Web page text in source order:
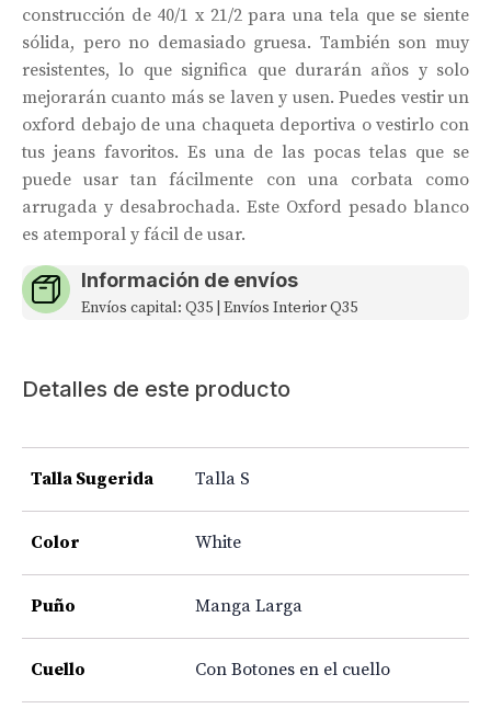
construcción de 40/1 x 21/2 para una tela que se siente
sólida, pero no demasiado gruesa. También son muy
resistentes, lo que significa que durarán años y solo
mejorarán cuanto más se laven y usen. Puedes vestir un
oxford debajo de una chaqueta deportiva o vestirlo con
tus jeans favoritos. Es una de las pocas telas que se
puede usar tan fácilmente con una corbata como
arrugada y desabrochada. Este Oxford pesado blanco
es atemporal y fácil de usar.
Información de envíos
Envíos capital: Q35 | Envíos Interior Q35
Detalles de este producto
Talla Sugerida Talla S
Color White
Puño Manga Larga
Cuello Con Botones en el cuello